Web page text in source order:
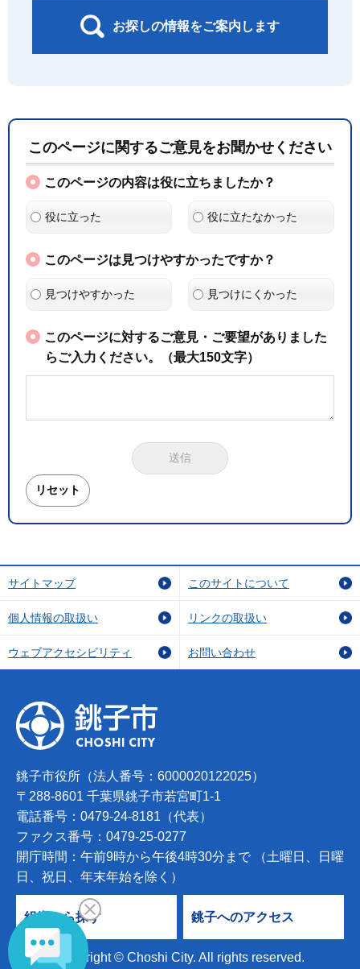
お探しの情報をご案内します
このページに関するご意見をお聞かせください
このページの内容は役に立ちましたか？
役に立った 役に立たなかった
このページは見つけやすかったですか？
見つけやすかった 見つけにくかった
このページに対するご意見・ご要望がありました
らご入力ください。（最大150文字）
サイトマップ このサイトについて
個人情報の取扱い リンクの取扱い
ウェブアクセシビリティ お問い合わせ
銚子市役所（法人番号：6000020122025）
〒288-8601 千葉県銚子市若宮町1-1
電話番号：0479-24-8181（代表）
ファクス番号：0479-25-0277
開庁時間：午前9時から午後4時30分まで （土曜日、日曜
日、祝日、年末年始を除く）
組織から探す 銚子へのアクセス
Copyright © Choshi City. All rights reserved.